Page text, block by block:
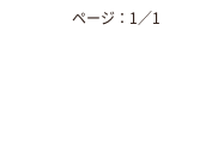
ページ： 1 ／1